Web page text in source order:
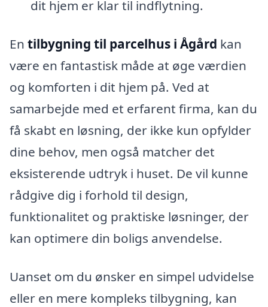
dit hjem er klar til indflytning.
En tilbygning til parcelhus i Ågård kan
være en fantastisk måde at øge værdien
og komforten i dit hjem på. Ved at
samarbejde med et erfarent firma, kan du
få skabt en løsning, der ikke kun opfylder
dine behov, men også matcher det
eksisterende udtryk i huset. De vil kunne
rådgive dig i forhold til design,
funktionalitet og praktiske løsninger, der
kan optimere din boligs anvendelse.
Uanset om du ønsker en simpel udvidelse
eller en mere kompleks tilbygning, kan